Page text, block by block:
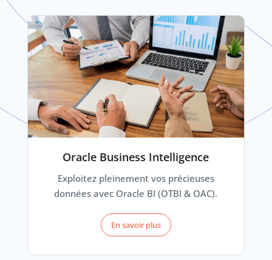
Oracle Business Intelligence
Exploitez pleinement vos précieuses
données avec Oracle BI (OTBI & OAC).
En savoir plus